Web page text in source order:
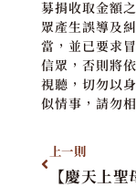
募捐收取金額
眾產生誤導及
當，並已要求
信眾，否則將
視聽，切勿以
似情事，請勿
上一則